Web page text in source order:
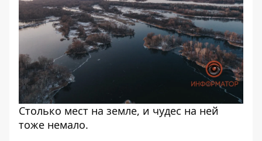
Столько мест на земле, и чудес на ней
тоже немало.